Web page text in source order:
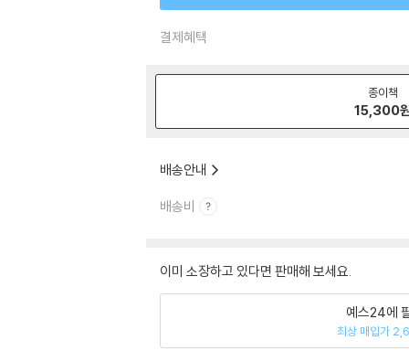
결제혜택
종이책
15,300
배송안내
배송비
이미 소장하고 있다면 판매해 보세요.
예스24에
최상 매입가